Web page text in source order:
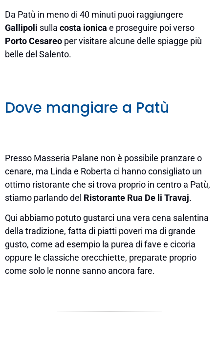
Da Patù in meno di 40 minuti puoi raggiungere
Gallipoli sulla costa ionica e proseguire poi verso
PortoCesareo per visitare alcune delle spiagge più
belle del Salento.
Dove mangiare a Patù
Presso Masseria Palane non è possibile pranzare o
cenare, ma Linda e Roberta ci hanno consigliato un
ottimo ristorante che si trova proprio in centro a Patù,
stiamo parlando del Ristorante Rua De li Travaj.
Qui abbiamo potuto gustarci una vera cena salentina
della tradizione, fatta di piatti poveri ma di grande
gusto, come ad esempio la purea di fave e cicoria
oppure le classiche orecchiette, preparate proprio
come solo le nonne sanno ancora fare.